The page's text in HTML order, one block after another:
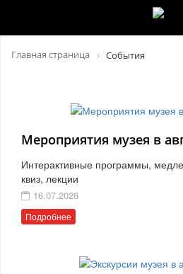
Главная страница События
Мероприятия музея в
Интерактивные программы,
квиз, лекции
16.07.2026
Подробнее